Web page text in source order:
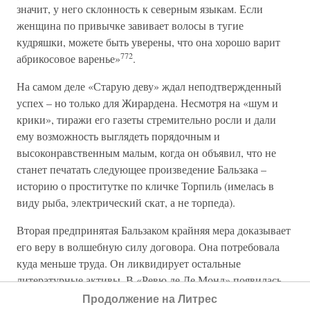
значит, у него склонность к северным языкам. Если
женщина по привычке завивает волосы в тугие
кудряшки, можете быть уверены, что она хорошо варит
абрикосовое варенье»772.
На самом деле «Старую деву» ждал неподтвержденный
успех – но только для Жирардена. Несмотря на «шум и
крики», тиражи его газеты стремительно росли и дали
ему возможность выглядеть порядочным и
высоконравственным малым, когда он объявил, что не
станет печатать следующее произведение Бальзака –
историю о проститутке по кличке Торпиль (имелась в
виду рыба, электрический скат, а не торпеда).
Вторая предпринятая Бальзаком крайняя мера доказывает
его веру в волшебную силу договора. Она потребовала
куда меньше труда. Он ликвидирует остальные
литературные активы. В «Ревю де Де Монд» появилась
рецензия Сент-Бева на «Поиски Абсолюта» (La Recherche
Продолжение на Литрес